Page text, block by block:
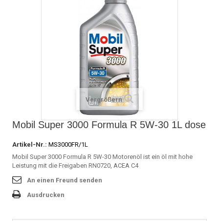
Vergrößern
Mobil Super 3000 Formula R 5W-30 1L dose
Artikel-Nr.: MS3000FR/1L
Mobil Super 3000 Formula R 5W-30 Motorenöl ist ein öl mit hohe
Leistung mit die Freigaben RN0720, ACEA C4
An einen Freund senden
Ausdrucken